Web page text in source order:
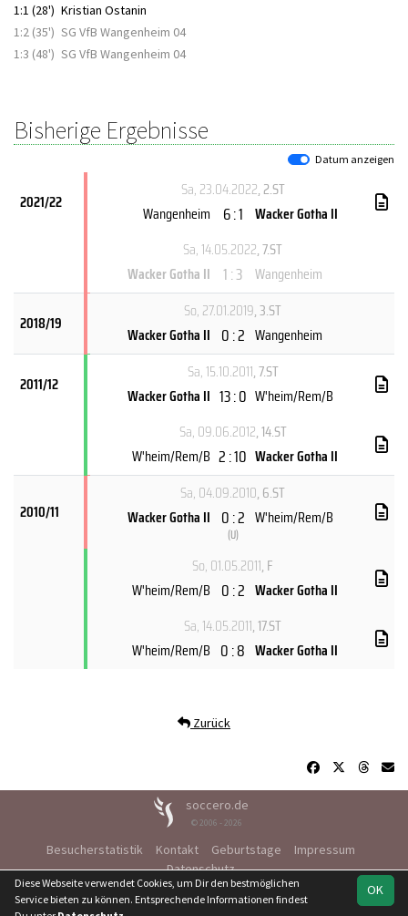
1:1 (28') Kristian Ostanin
1:2 (35') SG VfB Wangenheim 04
1:3 (48') SG VfB Wangenheim 04
Bisherige Ergebnisse
Datum anzeigen
2021/22
Sa, 23.04.2022, 2.ST
Wangenheim
6 : 1 Wacker Gotha II
Sa, 14.05.2022, 7.ST
Wacker Gotha II 1 : 3 Wangenheim
2018/19
So, 27.01.2019, 3.ST
Wacker Gotha II 0 : 2 Wangenheim
2011/12
Sa, 15.10.2011, 7.ST
Wacker Gotha II 13 : 0 W'heim/Rem/B
Sa, 09.06.2012, 14.ST
W'heim/Rem/B 2 : 10 Wacker Gotha II
2010/11
Sa, 04.09.2010, 6.ST
Wacker Gotha II 0 : 2
(U)
W'heim/Rem/B
So, 01.05.2011, F
W'heim/Rem/B 0 : 2 Wacker Gotha II
Sa, 14.05.2011, 17.ST
W'heim/Rem/B 0 : 8 Wacker Gotha II
Zurück
soccero.de
© 2006 - 2026
Besucherstatistik Kontakt Geburtstage
Impressum
Datenschutz
OK
Diese Webseite verwendet Cookies, um Dir den bestmöglichen
Service bieten zu können. Entsprechende Informationen findest